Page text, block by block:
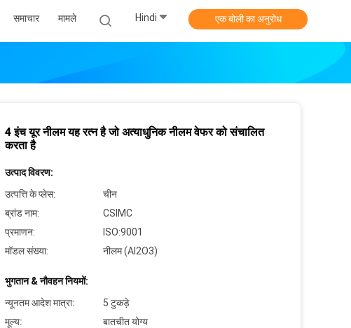
समाचार मामले Hindi एक बोली का अनुरोध
4 इंच यूर नीलम यह रत्न है जो अत्याधुनिक नीलम वेफर को संचालित
करता है
उत्पाद विवरण:
उत्पत्ति के प्लेस:
चीन
ब्रांड नाम:
CSIMC
प्रमाणन:
ISO:9001
मॉडल संख्या:
नीलम (Al2O3)
भुगतान & नौवहन नियमों:
न्यूनतम आदेश मात्रा:
5 टुकड़े
मूल्य:
बातचीत योग्य